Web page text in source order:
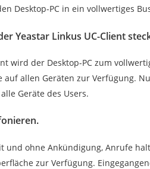
Desktop-PC in ein vollwertiges
Yeastar Linkus UC-Client
wird der Desktop-PC zum
auf allen Geräten zur Verfügung.
Geräte des Users.
und ohne Ankündigung, Anrufe
zur Verfügung.